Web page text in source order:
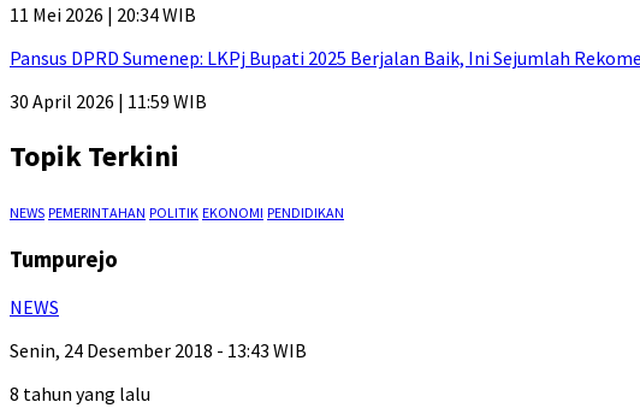
11 Mei 2026 | 20:34 WIB
Pansus DPRD Sumenep: LKPj Bupati 2025 Berjalan Baik, Ini Sejumlah
30 April 2026 | 11:59 WIB
Topik Terkini
NEWS PEMERINTAHAN POLITIK EKONOMI PENDIDIKAN
Tumpurejo
NEWS
Senin, 24 Desember 2018 - 13:43 WIB
8 tahun yang lalu